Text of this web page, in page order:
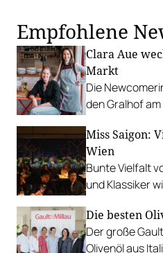
Empfohlene
Clara Aue
Markt
Die
den Gralhof
Miss Saigon:
Wien
Bunte Vielfalt
und Klassiker
Champagner
Die besten
Der große
Olivenöl aus